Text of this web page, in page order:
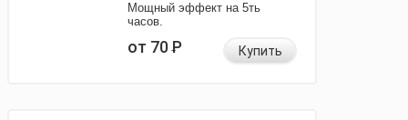
Мощный эффект на 5ть
часов.
от 70Р Купить